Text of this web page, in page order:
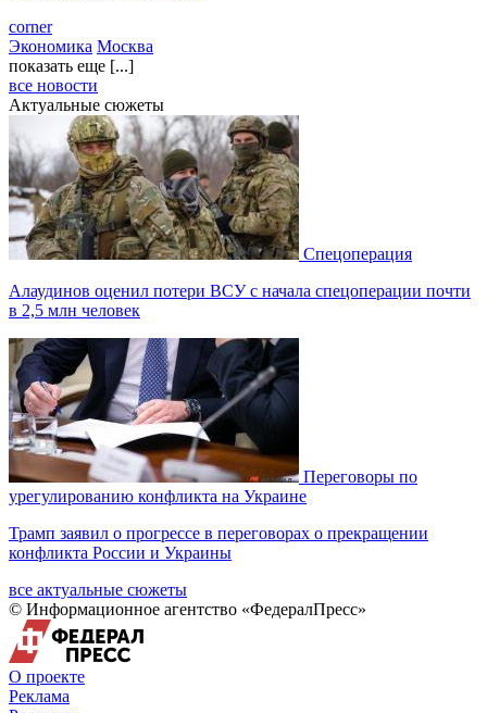
corner
Экономика Москва
показать еще [...]
все новости
Актуальные сюжеты
Спецоперация
Алаудинов оценил потери ВСУ с начала спецоперации почти
в 2,5 млн человек
Переговоры по
урегулированию конфликта на Украине
Трамп заявил о прогрессе в переговорах о прекращении
конфликта России и Украины
все актуальные сюжеты
© Информационное агентство «ФедералПресс»
О проекте
Реклама